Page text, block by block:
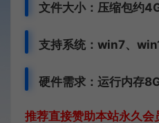
文件大小：压缩包约
支持系统：win7、
硬件需求：运行内存
推荐直接赞助本站永久